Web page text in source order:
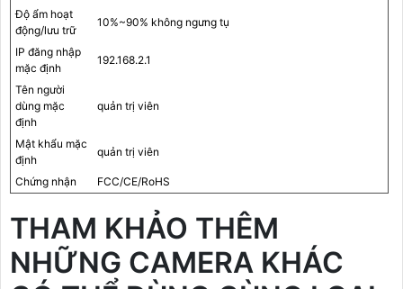
Độ ẩm hoạt
động/lưu trữ
10%~90% không ngưng tụ
IP đăng nhập
mặc định
192.168.2.1
Tên người
dùng mặc
định
quản trị viên
Mật khẩu mặc
định
quản trị viên
Chứng nhận FCC/CE/RoHS
THAM KHẢO THÊM
NHỮNG CAMERA KHÁC